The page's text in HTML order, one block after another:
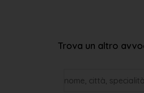
Trova un altro